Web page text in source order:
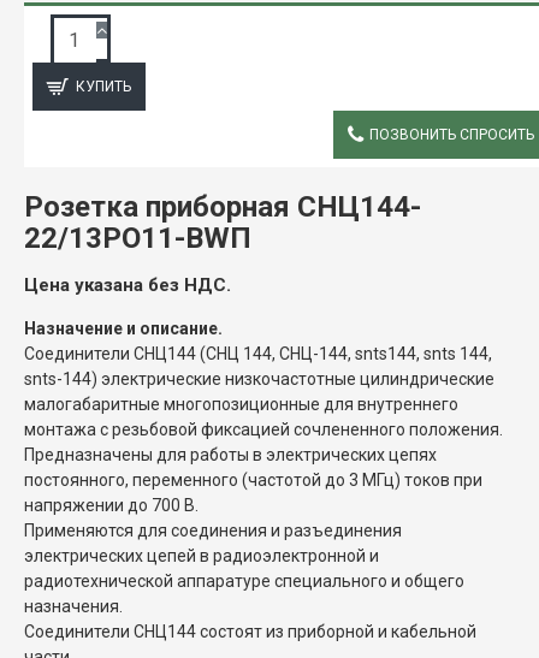
КУПИТЬ
ПОЗВОНИТЬ СПРОСИТЬ
Розетка приборная СНЦ144-
22/13РО11-BWП
Цена указана без НДС.
Назначение и описание.
Соединители СНЦ144 (СНЦ 144, СНЦ-144, snts144, snts 144,
snts-144) электрические низкочастотные цилиндрические
малогабаритные многопозиционные для внутреннего
монтажа с резьбовой фиксацией сочлененного положения.
Предназначены для работы в электрических цепях
постоянного, переменного (частотой до 3 МГц) токов при
напряжении до 700 В.
Применяются для соединения и разъединения
электрических цепей в радиоэлектронной и
радиотехнической аппаратуре специального и общего
назначения.
Соединители СНЦ144 состоят из приборной и кабельной